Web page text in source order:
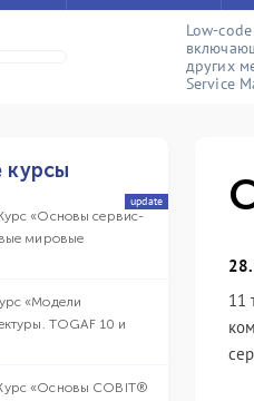
Low-
других
Service
курсы
«Основы сервис-
мировые
update
«Модели
TOGAF 10 и
«Основы COBIT®
11